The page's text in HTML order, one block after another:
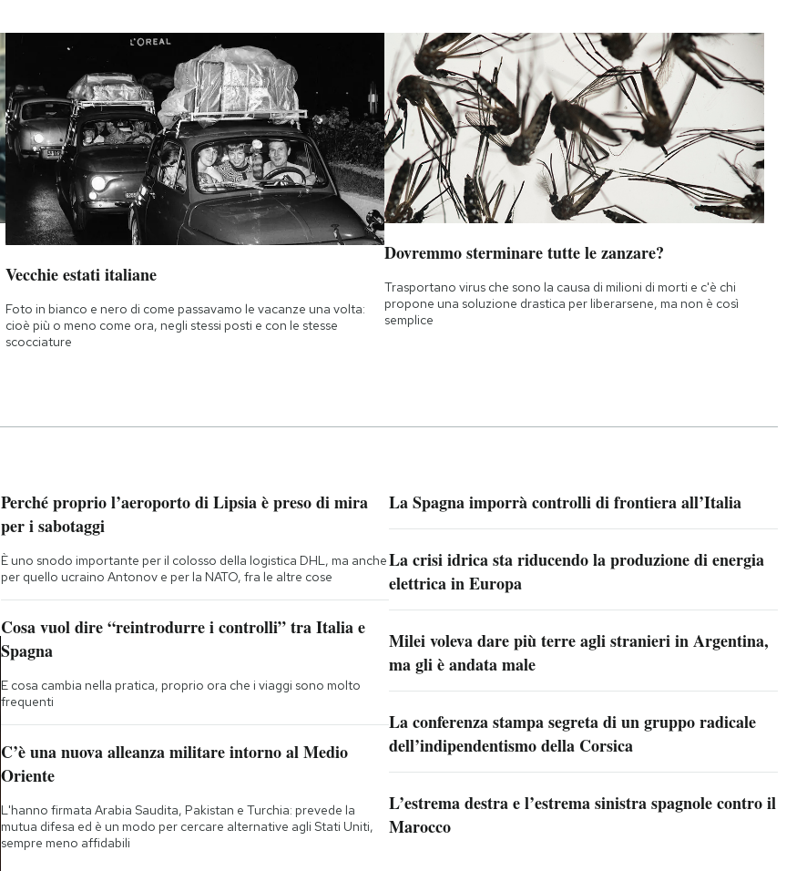
Vecchie estati italiane
Foto in bianco e nero di come passavamo le vacanze una volta:
cioè più o meno come ora, negli stessi posti e con le stesse
scocciature
Dovremmo sterminare tutte le zanzare?
Trasportano virus che sono la causa di milioni di morti e c'è chi
propone una soluzione drastica per liberarsene, ma non è così
semplice
Perché proprio l’aeroporto di Lipsia è preso di mira
per i sabotaggi
È uno snodo importante per il colosso della logistica DHL, ma anche
per quello ucraino Antonov e per la NATO, fra le altre cose
Cosa vuol dire “reintrodurre i controlli” tra Italia e
Spagna
E cosa cambia nella pratica, proprio ora che i viaggi sono molto
frequenti
C’è una nuova alleanza militare intorno al Medio
Oriente
L'hanno firmata Arabia Saudita, Pakistan e Turchia: prevede la
mutua difesa ed è un modo per cercare alternative agli Stati Uniti,
sempre meno affidabili
La Spagna imporrà controlli di frontiera all’Italia
La crisi idrica sta riducendo la produzione di energia
elettrica in Europa
Milei voleva dare più terre agli stranieri in Argentina,
ma gli è andata male
La conferenza stampa segreta di un gruppo radicale
dell’indipendentismo della Corsica
L’estrema destra e l’estrema sinistra spagnole contro il
Marocco